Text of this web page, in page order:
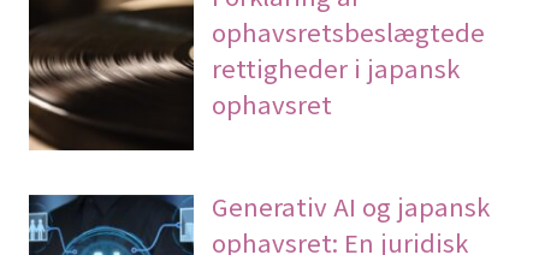
ophavsretsbeslægtede
rettigheder i japansk
ophavsret
Generativ AI og japansk
ophavsret: En juridisk